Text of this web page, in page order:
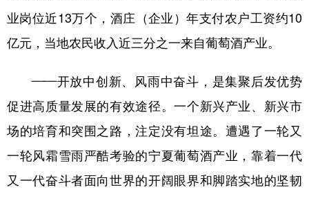
业岗位近13万个，酒庄（企业）年支付农户工资约10
亿元，当地农民收入近三分之一来自葡萄酒产业。
——开放中创新、风雨中奋斗，是集聚后发优势
促进高质量发展的有效途径。一个新兴产业、新兴市
场的培育和突围之路，注定没有坦途。遭遇了一轮又
一轮风霜雪雨严酷考验的宁夏葡萄酒产业，靠着一代
又一代奋斗者面向世界的开阔眼界和脚踏实地的坚韧